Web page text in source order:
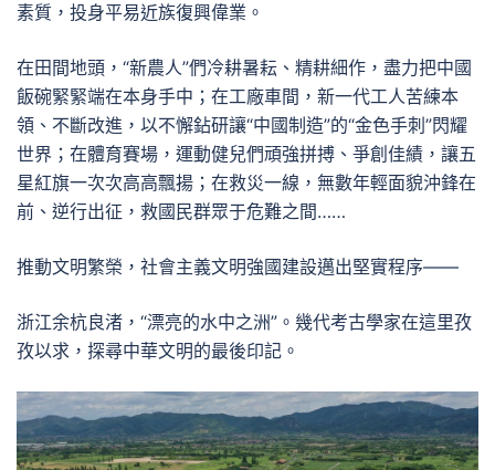
素質，投身平易近族復興偉業。
在田間地頭，“新農人”們冷耕暑耘、精耕細作，盡力把中國
飯碗緊緊端在本身手中；在工廠車間，新一代工人苦練本
領、不斷改進，以不懈鉆研讓“中國制造”的“金色手刺”閃耀
世界；在體育賽場，運動健兒們頑強拼搏、爭創佳績，讓五
星紅旗一次次高高飄揚；在救災一線，無數年輕面貌沖鋒在
前、逆行出征，救國民群眾于危難之間……
推動文明繁榮，社會主義文明強國建設邁出堅實程序——
浙江余杭良渚，“漂亮的水中之洲”。幾代考古學家在這里孜
孜以求，探尋中華文明的最後印記。